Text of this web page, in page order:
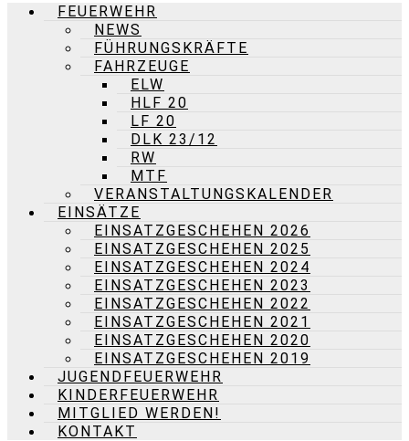
FEUERWEHR
NEWS
FÜHRUNGSKRÄFTE
FAHRZEUGE
ELW
HLF 20
LF 20
DLK 23/12
RW
MTF
VERANSTALTUNGSKALENDER
EINSÄTZE
EINSATZGESCHEHEN 2026
EINSATZGESCHEHEN 2025
EINSATZGESCHEHEN 2024
EINSATZGESCHEHEN 2023
EINSATZGESCHEHEN 2022
EINSATZGESCHEHEN 2021
EINSATZGESCHEHEN 2020
EINSATZGESCHEHEN 2019
JUGENDFEUERWEHR
KINDERFEUERWEHR
MITGLIED WERDEN!
KONTAKT